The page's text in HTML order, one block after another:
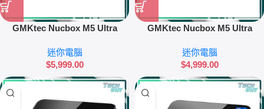
GMKtec Nucbox M5 Ultra
腦
迷你電腦
$5,999.00
GMKtec Nucbox M5 Ultra
你電腦
迷你電腦
$4,999.00